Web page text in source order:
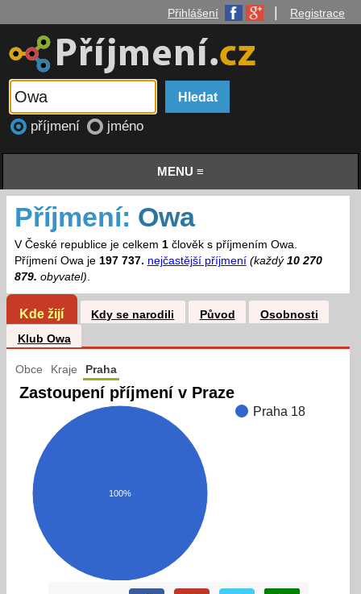
Přihlášení Registrace
příjmení jméno
MENU ≡
Příjmení: Owa
V České republice je celkem 1člověk s příjmením Owa.
Příjmení Owa je 197 737. nejčastější příjmení (každý 10 270
879. obyvatel).
Kde žijí Kdy se narodili Původ
Osobnosti
Klub Owa
Obce Kraje Praha
Zastoupení příjmení v Praze
Praha 18
100%